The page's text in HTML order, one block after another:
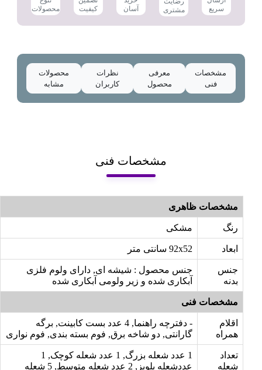
سریع
مشتری
آسان
کیفیت
محصولات
مشخصات
فنی
معرفی
محصول
نظرات
کاربران
محصولات
مشابه
مشخصات فنی
مشخصات ظاهری
رنگ مشکی
ابعاد 92x52 سانتی متر
جنس
بدنه
جنس محصول : شیشه ای, دارای ولوم فلزی
آبکاری شده و زیر ولومی آبکاری شده
مشخصات فنی
اقلام
همراه
- دفترچه راهنما, 4 عدد بست کابینت, برگه
گارانتی, دو شاخه برق, فوم بسته بندی, فوم نواری
تعداد
شعله
1 عدد شعله بزرگ, 1 عدد شعله کوچک, 1
عددشعله پلوپز, 2 عدد شعله متوسط, 5 شعله